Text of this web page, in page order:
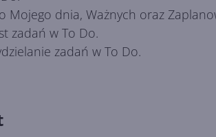
Mojego dnia, Ważnych oraz
zadań w To Do.
zadań w To Do.